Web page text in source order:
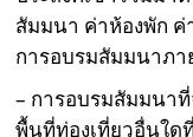
สัมมนา ค่าห้องพัก ค่
การอบรมสัมมนาภา
– การอบรมสัมมนา
พื้นที่ท่องเที่ยวอื่นใด